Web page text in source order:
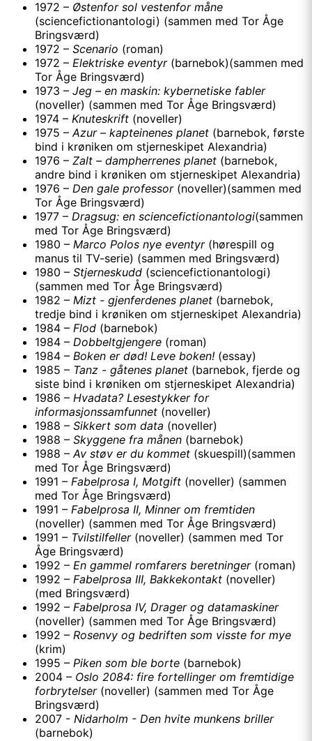
1972 – Østenfor sol vestenfor måne
(sciencefictionantologi) (sammen med Tor Åge
Bringsværd)
1972 – Scenario (roman)
1972 – Elektriske eventyr(barnebok)(sammen med
Tor Åge Bringsværd)
1973 – Jeg – en maskin: kybernetiske fabler
(noveller) (sammen med Tor Åge Bringsværd)
1974 – Knuteskrift (noveller)
1975 –Azur – kapteinenes planet (barnebok, første
bind i krøniken om stjerneskipet Alexandria)
1976 – Zalt – dampherrenes planet (barnebok,
andre bind i krøniken om stjerneskipet Alexandria)
1976 – Den gale professor(noveller)(sammen med
Tor Åge Bringsværd)
1977 – Dragsug: en sciencefictionantologi(sammen
med Tor Åge Bringsværd)
1980 – Marco Polos nye eventyr(hørespill og
manus til TV-serie) (sammen med Bringsværd)
1980 – Stjerneskudd (sciencefictionantologi)
(sammen med Tor Åge Bringsværd)
1982 – Mizt - gjenferdenes planet (barnebok,
tredje bind i krøniken om stjerneskipet Alexandria)
1984 – Flod (barnebok)
1984 – Dobbeltgjengere (roman)
1984 – Boken er død! Leve boken! (essay)
1985 – Tanz - gåtenes planet (barnebok, fjerde og
siste bind i krøniken om stjerneskipet Alexandria)
1986 – Hvadata? Lesestykker for
informasjonssamfunnet (noveller)
1988 – Sikkert som data (noveller)
1988 – Skyggene fra månen (barnebok)
1988 –Av støv er du kommet (skuespill)(sammen
med Tor Åge Bringsværd)
1991 – Fabelprosa I, Motgift (noveller) (sammen
med Tor Åge Bringsværd)
1991 – Fabelprosa II, Minner om fremtiden
(noveller) (sammen med Tor Åge Bringsværd)
1991 – Tvilstilfeller(noveller) (sammen med Tor
Åge Bringsværd)
1992 – En gammel romfarers beretninger(roman)
1992 – Fabelprosa III, Bakkekontakt (noveller)
(med Bringsværd)
1992 – Fabelprosa IV, Drager og datamaskiner
(noveller) (sammen med Tor Åge Bringsværd)
1992 – Rosenvy og bedriften som visste for mye
(krim)
1995 – Piken som ble borte (barnebok)
2004 – Oslo 2084: fire fortellinger om fremtidige
forbrytelser(noveller) (sammen med Tor Åge
Bringsværd)
2007 - Nidarholm - Den hvite munkens briller
(barnebok)